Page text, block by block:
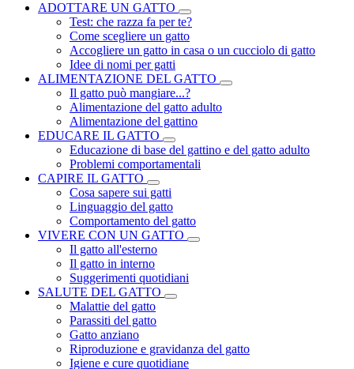
ADOTTARE UN GATTO
Test: che razza fa per te?
Come scegliere un gatto
Accogliere un gatto in casa o un cucciolo di gatto
Idee di nomi per gatti
ALIMENTAZIONE DEL GATTO
Il gatto può mangiare...?
Alimentazione del gatto adulto
Alimentazione del gattino
EDUCARE IL GATTO
Educazione di base del gattino e del gatto adulto
Problemi comportamentali
CAPIRE IL GATTO
Cosa sapere sui gatti
Linguaggio del gatto
Comportamento del gatto
VIVERE CON UN GATTO
Il gatto all'esterno
Il gatto in interno
Suggerimenti quotidiani
SALUTE DEL GATTO
Malattie del gatto
Parassiti del gatto
Gatto anziano
Riproduzione e gravidanza del gatto
Igiene e cure quotidiane